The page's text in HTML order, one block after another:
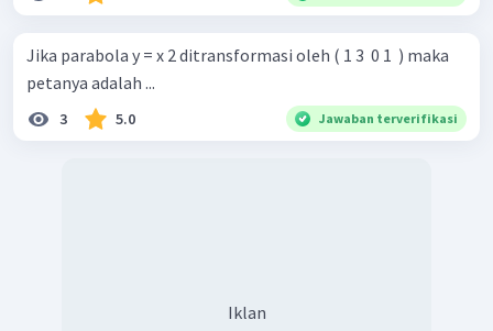
Jika parabola y = x 2 ditransformasi oleh ( 1 3 ​ 0 1 ​ ) maka
petanya adalah ...
3 5.0 Jawaban terverifikasi
Iklan